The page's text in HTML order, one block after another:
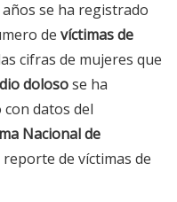
se ha registrado
de víctimas de
cifras de mujeres que
dolosose ha
con datos del
Nacional de
reporte de víctimas de